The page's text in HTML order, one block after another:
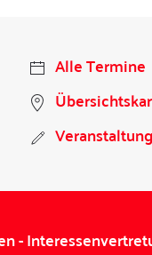
Alle Termine
-